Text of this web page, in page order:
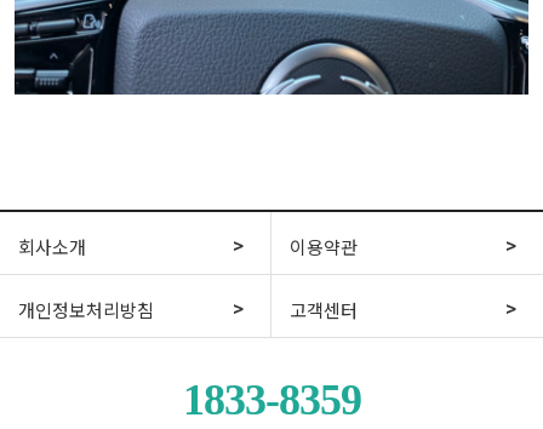
회사소개 이용약관
개인정보처리방침 고객센터
1833-8359